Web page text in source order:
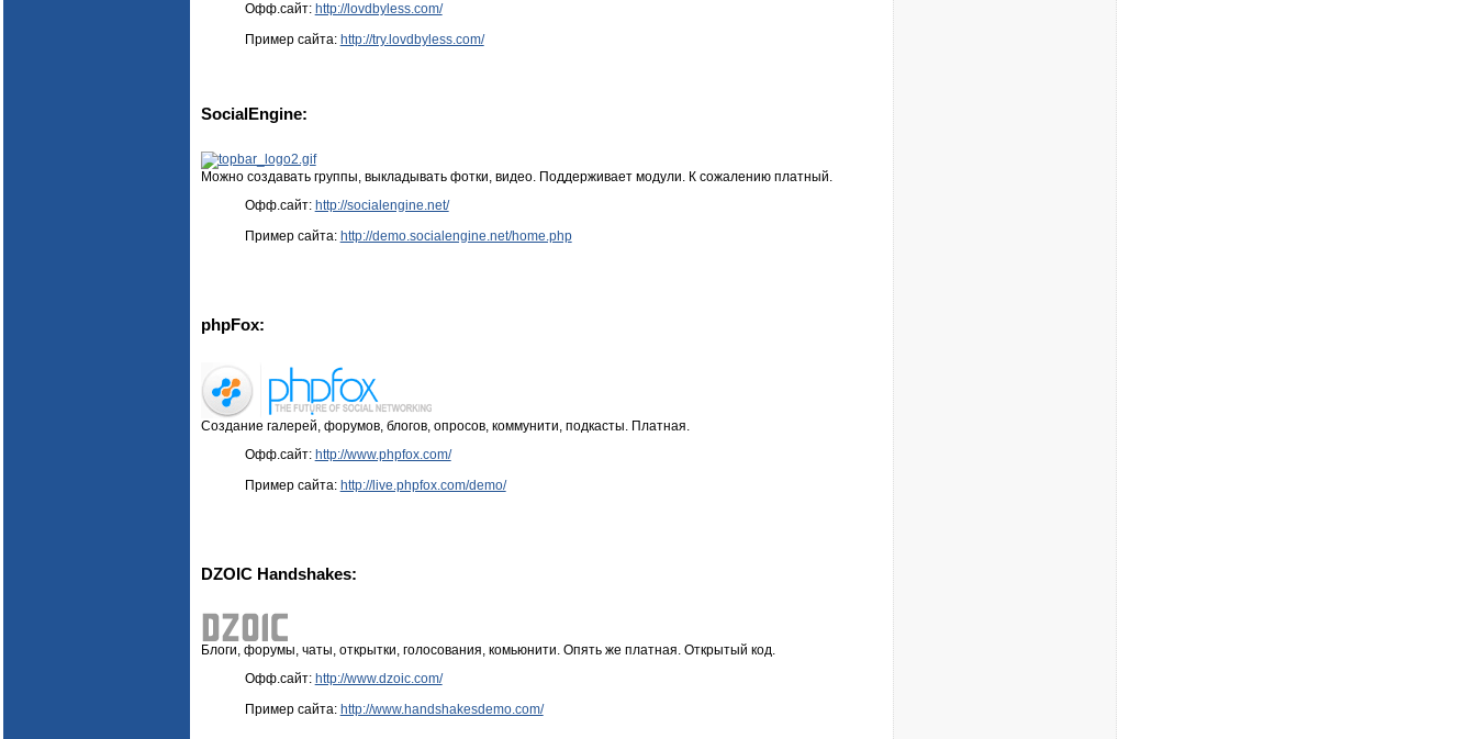
Офф.сайт: http://lovdbyless.com/
Пример сайта: http://try.lovdbyless.com/
SocialEngine:
Можно создавать группы, выкладывать фотки, видео. Поддерживает модули. К сожалению платный.
Офф.сайт: http://socialengine.net/
Пример сайта: http://demo.socialengine.net/home.php
phpFox:
Создание галерей, форумов, блогов, опросов, коммунити, подкасты. Платная.
Офф.сайт: http://www.phpfox.com/
Пример сайта: http://live.phpfox.com/demo/
DZOIC Handshakes:
Блоги, форумы, чаты, открытки, голосования, комьюнити. Опять же платная. Открытый код.
Офф.сайт: http://www.dzoic.com/
Пример сайта: http://www.handshakesdemo.com/